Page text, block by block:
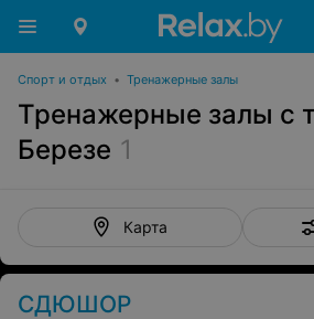
Спорт и отдых • Тренажерные залы
Тренажерные залы с
Березе 1
Карта
СДЮШОР